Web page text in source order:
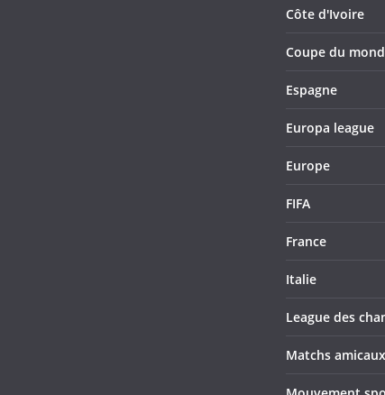
Côte d'Ivoire
Coupe du
Espagne
Europa league
Europe
FIFA
France
Italie
League des
Matchs amicaux